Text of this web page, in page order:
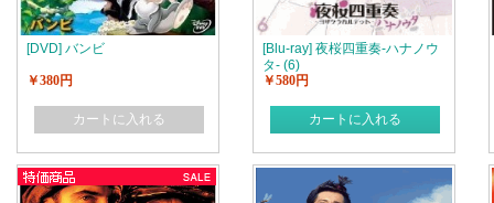
[DVD] バンビ
￥380円
カートに入れる
[Blu-ray] 夜桜四重奏-ハナノウ
タ- (6)
￥580円
カートに入れる